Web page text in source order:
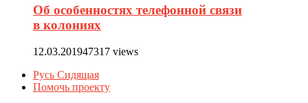
Об особенностях телефонной связи
в колониях
12.03.201947317 views
Русь Сидящая
Помочь проекту